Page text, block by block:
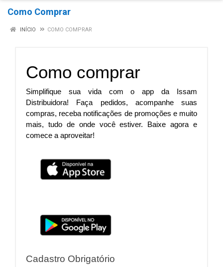
Como Comprar
INÍCIO COMO COMPRAR
Como comprar
Simplifique sua vida com o app da Issam
Distribuidora! Faça pedidos, acompanhe suas
compras, receba notificações de promoções e muito
mais, tudo de onde você estiver. Baixe agora e
comece a aproveitar!
Cadastro Obrigatório